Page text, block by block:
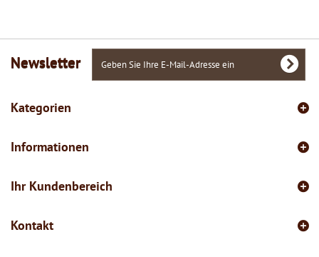
Newsletter
Kategorien
Informationen
Ihr Kundenbereich
Kontakt